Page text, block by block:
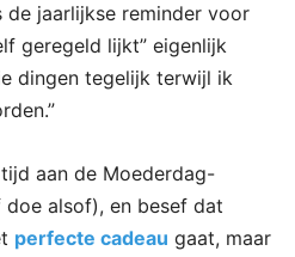
jaarlijkse reminder voor
geregeld lijkt” eigenlijk
dingen tegelijk terwijl ik
aan de Moederdag-
alsof), en besef dat
perfecte cadeau gaat, maar